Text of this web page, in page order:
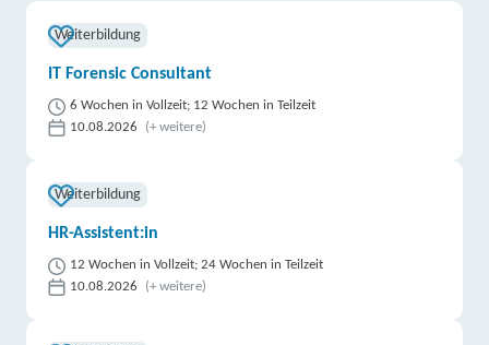
Weiterbildung
IT Forensic Consultant
6 Wochen in Vollzeit; 12 Wochen in Teilzeit
10.08.2026
(+ weitere)
Weiterbildung
HR-Assistent:in
12 Wochen in Vollzeit; 24 Wochen in Teilzeit
10.08.2026
(+ weitere)